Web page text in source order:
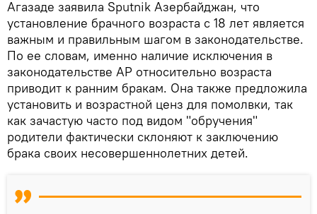
Агазаде заявила Sputnik Азербайджан, что
установление брачного возраста с 18 лет является
важным и правильным шагом в законодательстве.
По ее словам, именно наличие исключения в
законодательстве АР относительно возраста
приводит к ранним бракам. Она также предложила
установить и возрастной ценз для помолвки, так
как зачастую часто под видом "обручения"
родители фактически склоняют к заключению
брака своих несовершеннолетних детей.